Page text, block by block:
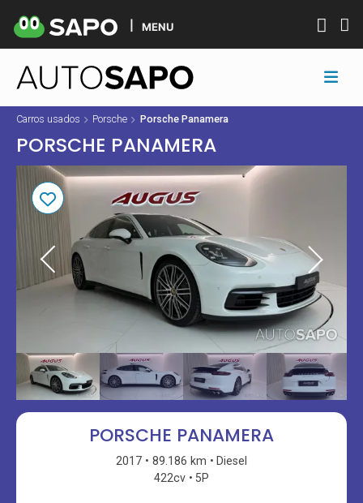
MENU
Carros usados Porsche Porsche Panamera
PORSCHE PANAMERA
PORSCHE PANAMERA
2017 89.186 km
Diesel
422cv
5P